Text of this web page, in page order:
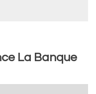
La Banque